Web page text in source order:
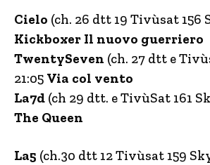
Cielo (ch. 26 dtt 19 Tivùsat 156
Kickboxer Il nuovo guerriero
TwentySeven (ch. 27 dtt e
21:05 Via col vento
La7d (ch 29 dtt. e TivùSat 161
The Queen
La5 (ch.30 dtt 12 Tivùsat 159